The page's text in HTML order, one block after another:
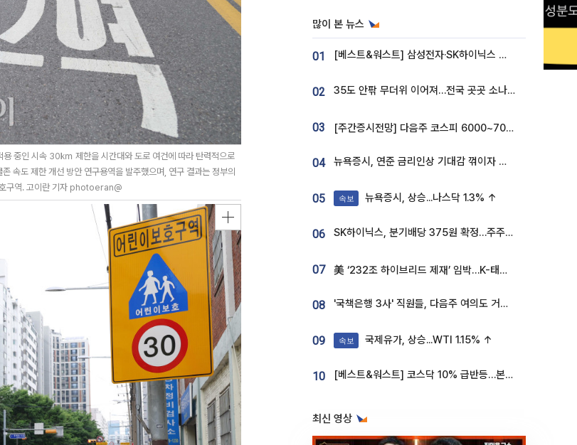
중인 시속 30㎞ 제한을 시간대와 도로 여건에 따라 탄력적으로
속도 제한 개선 방안 연구용역을 발주했으며, 연구 결과는 정부의
구역. 고이란 기자 photoeran@
많이 본 뉴스
01 [베스트&워스트] 삼성전자·SK하이닉스 밀린 한 주…상상인증권은 85% 급등
02 35도 안팎 무더위 이어져…전국 곳곳 소나기 [오늘 날씨]
03 [주간증시전망] 다음주 코스피 6000~7000⋯“外人 수급은 정책이 변수”
04 뉴욕증시, 연준 금리인상 기대감 꺾이자 상승...S&P500 사상 최고치 [종합]
05 속보 뉴욕증시, 상승...나스닥 1.3% ↑
06 SK하이닉스, 분기배당 375원 확정…주주환원책 9월로 앞당겨 발표
07 美 ‘232조 하이브리드 제재’ 임박…K-태양광, 불확실성 털고 날개 다나
08 '국책은행 3사' 직원들, 다음주 여의도 거리 나서는 까닭은
09 속보 국제유가, 상승...WTI 1.15% ↑
10 [베스트&워스트] 코스닥 10% 급반등…본느, 최대주주 변경 기대에 270% 폭등
최신 영상